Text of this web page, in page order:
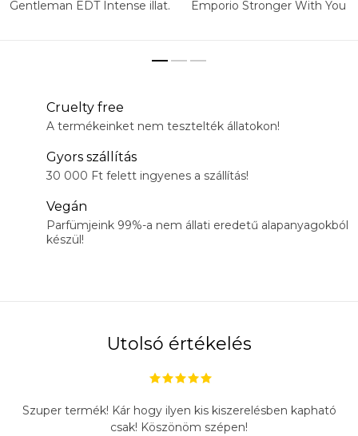
Gentleman EDT Intense illat.
Emporio Stronger With You
Cruelty free
A termékeinket nem tesztelték állatokon!
Gyors szállítás
30 000 Ft felett ingyenes a szállítás!
Vegán
Parfümjeink 99%-a nem állati eredetű alapanyagokból
készül!
Utolsó értékelés
Szuper termék! Kár hogy ilyen kis kiszerelésben kapható
csak! Köszönöm szépen!